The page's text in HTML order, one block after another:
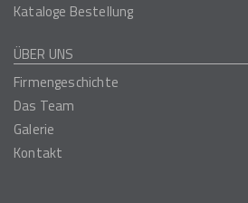
Kataloge Bestellung
ÜBER UNS
Firmengeschichte
Das Team
Galerie
Kontakt